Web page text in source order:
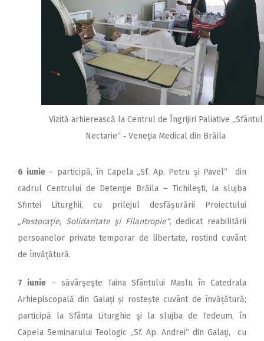
Vizită arhierească la Centrul de Îngrijiri Paliative „Sfântul
Nectarie“ ‑ Veneţia Medical din Brăila
6 iunie – participă, în Capela „Sf. Ap. Petru și Pavel“ din
cadrul Centrului de Detenţie Brăila – Tichileşti, la slujba
Sfintei Liturghii, cu prilejul desfășurării Proiectului
„Pastoraţie, Solidaritate şi Filantropie“, dedicat reabilitării
persoanelor private temporar de libertate, rostind cuvânt
de învățătură.
7 iunie – săvârşeşte Taina Sfântului Maslu în Catedrala
Arhiepiscopală din Galați și rostește cuvânt de învățătură;
participă la Sfânta Liturghie şi la slujba de Tedeum, în
Capela Seminarului Teologic „Sf. Ap. Andrei“ din Galaţi, cu